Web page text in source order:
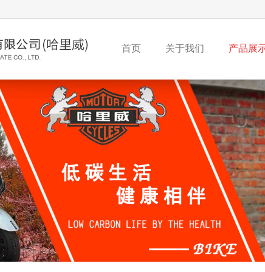
首页 关于我们 产品展